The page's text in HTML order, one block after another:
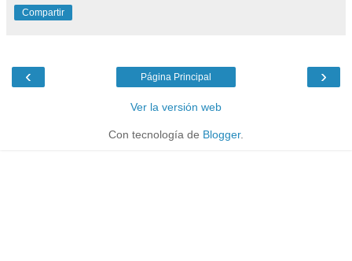
Compartir
‹ ›
Página Principal
Ver la versión web
Con tecnología de Blogger.